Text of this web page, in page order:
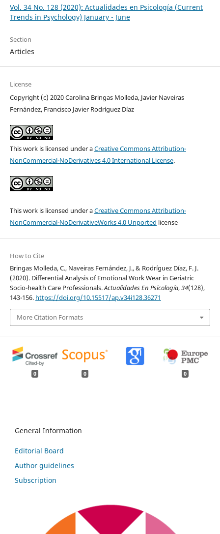
Vol. 34 No. 128 (2020): Actualidades en Psicología (Current
Trends in Psychology) January - June
Section
Articles
License
Copyright (c) 2020 Carolina Bringas Molleda, Javier Naveiras
Fernández, Francisco Javier Rodríguez Díaz
This work is licensed under aCreative Commons Attribution-
NonCommercial-NoDerivatives 4.0 International License.
This work is licensed under aCreative Commons Attribution-
NonCommercial-NoDerivativeWorks 4.0 Unported license
How to Cite
Bringas Molleda, C., Naveiras Fernández, J., & Rodríguez Díaz, F. J.
(2020). Differential Analysis of Emotional Work Wear in Geriatric
Socio-health Care Professionals.Actualidades En Psicología,34(128),
143-156. https://doi.org/10.15517/ap.v34i128.36271
More Citation Formats
0 0 0
General Information
Editorial Board
Author guidelines
Subscription